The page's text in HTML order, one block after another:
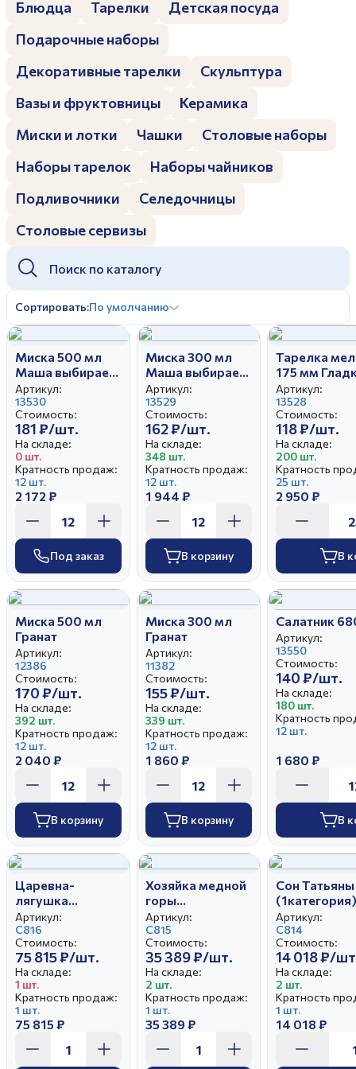
Отправить
Заполняя и отправляя форму, вы соглашаетесь
cполитикой конфиденциальности
Заполняя и отправляя форму, вы соглашаетесь
Дулевский фарфоровый завод ©
Политика конфиденциальности
Блюдца
Тарелки
Детская посуда
Подарочные наборы
Декоративные тарелки
Скульптура
Вазы и фруктовницы
Керамика
Миски и лотки
Чашки
Столовые наборы
Наборы тарелок
Наборы чайников
Подливочники
Селедочницы
Столовые сервизы
Сортировать:По умолчанию
Миска 500 мл
Маша выбирает
жениха
Артикул:
13530
Стоимость:
181 ₽/шт.
На складе:
0 шт.
Кратность продаж:
12 шт.
2 172 ₽
Под заказ
Миска 300 мл
Маша выбирает
жениха
Артикул:
13529
Стоимость:
162 ₽/шт.
На складе:
348 шт.
Кратность продаж:
12 шт.
1 944 ₽
В корзину
Тарелка
175 мм
Маша
(25)
Артикул:
13528
Стоимость:
118 ₽/шт.
На складе:
200 шт.
Кратность
25 шт.
2 950 ₽
В
Миска 500 мл
Гранат
Артикул:
12386
Стоимость:
170 ₽/шт.
На складе:
392 шт.
Кратность продаж:
12 шт.
2 040 ₽
В корзину
Миска 300 мл
Гранат
Артикул:
11382
Стоимость:
155 ₽/шт.
На складе:
339 шт.
Кратность продаж:
12 шт.
1 860 ₽
В корзину
Салатник
Артикул:
13550
Стоимость:
140 ₽/шт.
На складе:
180 шт.
Кратность
12 шт.
1 680 ₽
В
Царевна-
лягушка
(1категория)
Артикул:
С816
Стоимость:
75 815 ₽/шт.
На складе:
1 шт.
Кратность продаж:
1 шт.
75 815 ₽
Хозяйка медной
горы
(1категория)
Артикул:
С815
Стоимость:
35 389 ₽/шт.
На складе:
2 шт.
Кратность продаж:
1 шт.
35 389 ₽
Сон Татьяны
(1категория)
Артикул:
С814
Стоимость:
14 018 ₽/
На складе:
2 шт.
Кратность
1 шт.
14 018 ₽